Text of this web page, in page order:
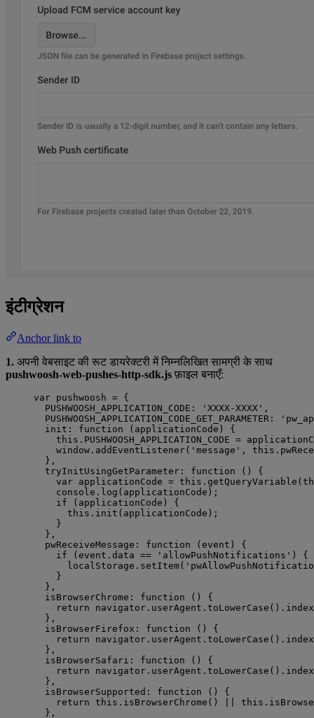
इंटीग्रेशन
Anchor link to
1. अपनी वेबसाइट की रूट डायरेक्टरी में निम्नलिखित सामग्री के साथ
pushwoosh-web-pushes-http-sdk.js फ़ाइल बनाएँ:
var pushwoosh = {
PUSHWOOSH_APPLICATION_CODE:
' XXXX-XXXX ' ,
PUSHWOOSH_APPLICATION_CODE_GET_PARAMETER:
'
init : function ( applicationCode )
{
this . PUSHWOOSH_APPLICATION_CODE =
window . addEventListener( ' message ' , this .
},
tryInitUsingGetParameter : function ()
{
var applicationCode = this . getQueryVariable (
console . log ( applicationCode ) ;
if
( applicationCode )
{
this . init ( applicationCode ) ;
}
},
pwReceiveMessage : function ( event )
{
if
( event . data == ' allowPushNotifications ' )
{
localStorage . setItem( '
}
},
isBrowserChrome : function ()
{
return navigator . userAgent . toLowerCase () .
},
isBrowserFirefox : function ()
{
return navigator . userAgent . toLowerCase () .
},
isBrowserSafari : function ()
{
return navigator . userAgent . toLowerCase () .
},
isBrowserSupported : function ()
{
return this . isBrowserChrome () this .
},